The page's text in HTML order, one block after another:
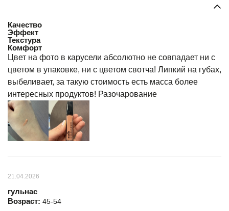
Качество
Эффект
Текстура
Комфорт
Цвет на фото в карусели абсолютно не совпадает ни с
цветом в упаковке, ни с цветом свотча! Липкий на губах,
выбеливает, за такую стоимость есть масса более
интересных продуктов! Разочарование
21.04.2026
гульнас
Возраст: 45-54